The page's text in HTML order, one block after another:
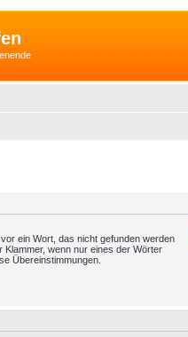
vor ein Wort, das nicht gefunden werden
Klammer, wenn nur eines der Wörter
Übereinstimmungen.